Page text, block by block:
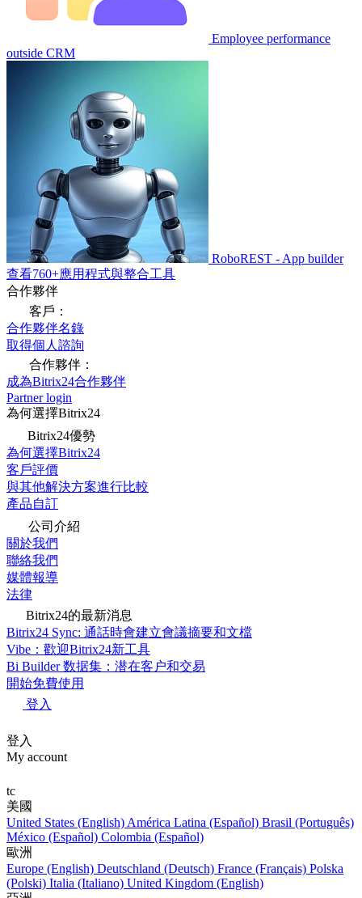
Employee performance
outside CRM
RoboREST - App builder
查看760+應用程式與整合工具
合作夥伴
客戶：
合作夥伴名錄
取得個人諮詢
合作夥伴：
成為Bitrix24合作夥伴
Partner login
為何選擇Bitrix24
Bitrix24優勢
為何選擇Bitrix24
客戶評價
與其他解決方案進行比較
產品自訂
公司介紹
關於我們
聯絡我們
媒體報導
法律
Bitrix24的最新消息
Bitrix24 Sync: 通話時會建立會議摘要和文檔
Vibe：歡迎Bitrix24新工具
Bi Builder 数据集：潜在客户和交易
開始免費使用
登入
登入
My account
tc
美國
United States (English) América Latina (Español) Brasil (Português)
México (Español) Colombia (Español)
歐洲
Europe (English) Deutschland (Deutsch) France (Français) Polska
(Polski) Italia (Italiano) United Kingdom (English)